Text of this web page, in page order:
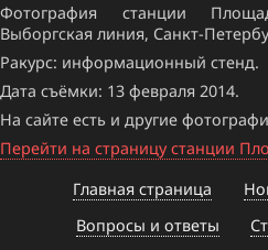
Фотография станции
Выборгская линия, Санкт-
Ракурс: информационный стенд.
Дата съёмки: 13 февраля 2014.
На сайте есть и другие
Перейти на страницу станции
Главная страница
Вопросы и ответы